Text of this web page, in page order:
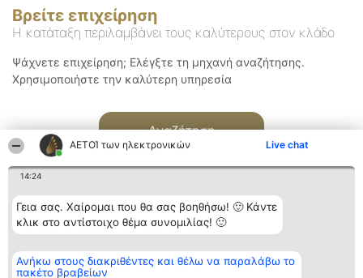
ΑΕΤΟΊ των ηλεκτρονικών Live chat
14:24
Γεια σας. Χαίρομαι που θα σας βοηθήσω! 🙂 Κάντε
κλικ στο αντίστοιχο θέμα συνομιλίας! 🙂
Ανήκω στους διακριθέντες και θέλω να παραλάβω το
πακέτο βραβείων
Βρείτε επιχείρηση
Η κατάταξη περιλαμβάνει τους καλύτερους στον κλάδο
Ψάχνετε επιχείρηση; Ελέγξτε τη μηχανή αναζήτησης.
Χρησιμοποιήστε την καλύτερη υπηρεσία
Αναζήτηση
Διοργανωτής της
κατάταξης
BEAUTIFUL COMPANY
Κατάταξη
Διακριθέντες
Επικοινωνία
Επικοινωνία